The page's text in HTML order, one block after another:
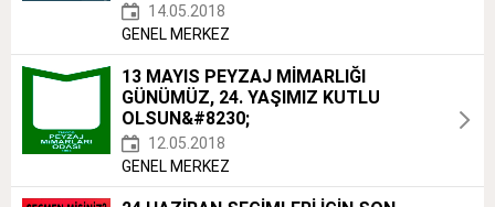
14.05.2018
GENEL MERKEZ
13 MAYIS PEYZAJ MİMARLIĞI
GÜNÜMÜZ, 24. YAŞIMIZ KUTLU
OLSUN&#8230;
12.05.2018
GENEL MERKEZ